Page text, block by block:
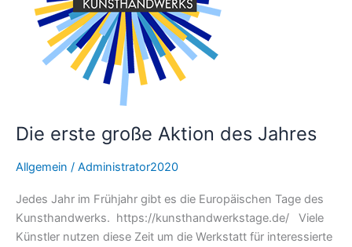
Die erste große Aktion des Jahres
Allgemein / Administrator2020
Jedes Jahr im Frühjahr gibt es die Europäischen Tage des
Kunsthandwerks. https://kunsthandwerkstage.de/ Viele
Künstler nutzen diese Zeit um die Werkstatt für interessierte